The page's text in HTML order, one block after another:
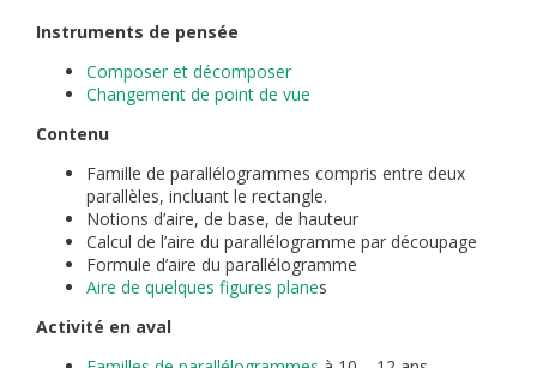
Instruments de pensée
Composer et décomposer
Changement de point de vue
Contenu
Famille de parallélogrammes compris entre deux
parallèles, incluant le rectangle.
Notions d’aire, de base, de hauteur
Calcul de l’aire du parallélogramme par découpage
Formule d’aire du parallélogramme
Aire de quelques figures planes
Activité en aval